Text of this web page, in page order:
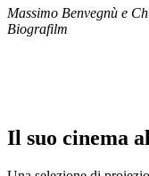
Massimo Benvegnù e
Biografilm
Il suo cinema